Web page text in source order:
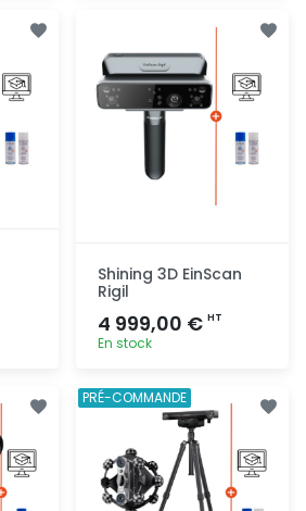
Shining 3D EinScan
Rigil
4 999,00 €HT
En stock
rapide
PRÉ-COMMANDE